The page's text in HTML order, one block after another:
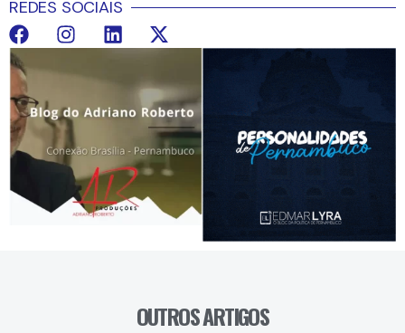
REDES SOCIAIS
OUTROS ARTIGOS